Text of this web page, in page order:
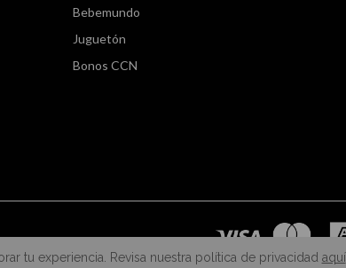
tu experiencia. Revisa nuestra política de privacidad aquí.
Bebemundo
Juguetón
Bonos CCN